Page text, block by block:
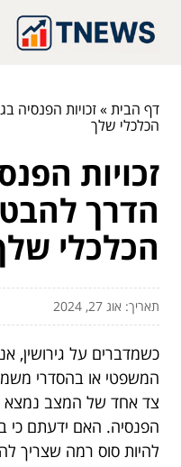
דף הבית»זכויות הפנסיה
הכלכלי שלך
זכויות
הדרך
הכלכלי
תאריך: אוג 27, 2024
כשמדברים על גירושין,
המשפטי או בהסדרי
צד אחד של המצב נמצא
הפנסיה. האם ידעתם כי
להיות סוס רמה שצריך